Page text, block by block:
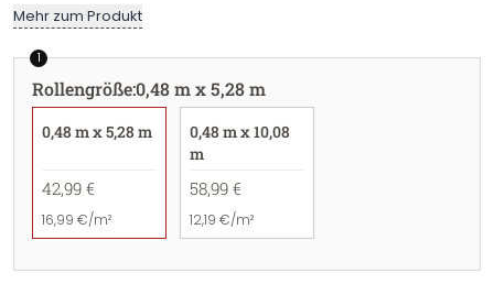
Mehr zum Produkt
1
Rollengröße:0,48 m x 5,28 m
0,48 m x 5,28 m
42,99 €
16,99 €/m²
0,48 m x 10,08
m
58,99 €
12,19 €/m²